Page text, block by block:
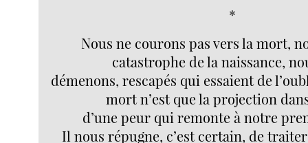
*
Nous ne courons pas vers la mort,
catastrophe de la naissance,
démenons, rescapés qui essaient de
mort n’est que la projection
d’une peur qui remonte à notre
Il nous répugne, c’est certain, de